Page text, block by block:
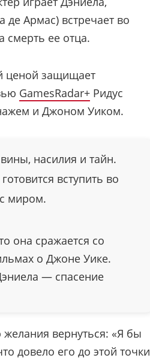
де Армас) встречает во
смерть ее отца.
ценой защищает
GamesRadar+ Ридус
и Джоном Уиком.
насилия и тайн.
вступить во
миром.
она сражается со
о Джоне Уике.
— спасение
вернуться: «Я бы
довело его до этой точки